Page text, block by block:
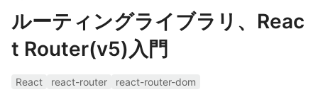
ルーティングライブラリ、Reac
t Router(v5)入門
React react-router
react-router-dom